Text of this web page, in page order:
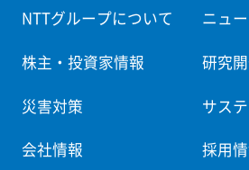
NTTグループについて ニュ
株主・投資家情報 研究
災害対策 サス
会社情報 採用